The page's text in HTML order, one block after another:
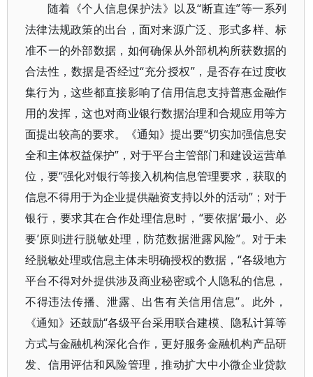
随着《个人信息保护法》以及“断直连”等一系列
法律法规政策的出台，面对来源广泛、形式多样、标
准不一的外部数据，如何确保从外部机构所获数据的
合法性，数据是否经过“充分授权”，是否存在过度收
集行为，这些都直接影响了信用信息支持普惠金融作
用的发挥，这也对商业银行数据治理和合规应用等方
面提出较高的要求。《通知》提出要“切实加强信息安
全和主体权益保护”，对于平台主管部门和建设运营单
位，要“强化对银行等接入机构信息管理要求，获取的
信息不得用于为企业提供融资支持以外的活动”；对于
银行，要求其在合作处理信息时，“要依据‘最小、必
要’原则进行脱敏处理，防范数据泄露风险”。对于未
经脱敏处理或信息主体未明确授权的数据，“各级地方
平台不得对外提供涉及商业秘密或个人隐私的信息，
不得违法传播、泄露、出售有关信用信息”。此外，
《通知》还鼓励“各级平台采用联合建模、隐私计算等
方式与金融机构深化合作，更好服务金融机构产品研
发、信用评估和风险管理，推动扩大中小微企业贷款